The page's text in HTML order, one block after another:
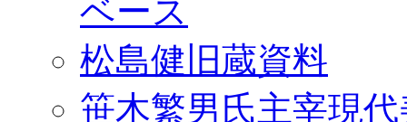
ベース
松島健旧蔵資料
笹木繁男氏主宰現